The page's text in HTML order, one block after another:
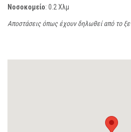
Νοσοκομείο: 0.2 Χλμ
Αποστάσεις όπως έχουν δηλωθεί από το